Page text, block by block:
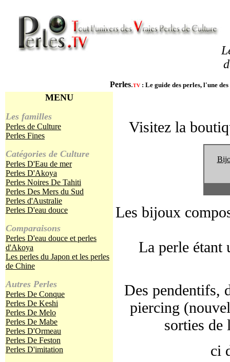
Perles.TV : Le guide des perles, l'une
MENU
Les familles
Perles de Culture
Perles Fines
Catégories de Culture
Perles D'Eau de mer
Perles D'Akoya
Perles Noires De Tahiti
Perles Des Mers du Sud
Perles d'Australie
Perles D'eau douce
Comparaisons
Perles D'eau douce et perles
d'Akoya
Les perles du Japon et les perles
de Chine
Autres Perles
Perles De Conque
Perles De Keshi
Perles De Melo
Perles De Mabe
Perles D'Ormeau
Perles De Feston
Perles D'imitation
Visitez la
Les bijoux
La perle étant
Des pendentifs,
piercing
sorties de
ci